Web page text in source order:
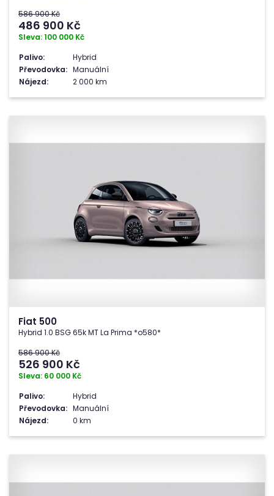
586 900 Kč
486 900 Kč
Sleva: 100 000 Kč
Palivo:
Hybrid
Převodovka: Manuální
Nájezd:
2 000 km
Fiat 500
Hybrid 1.0 BSG 65k MT La Prima *o580*
586 900 Kč
526 900 Kč
Sleva: 60 000 Kč
Palivo:
Hybrid
Převodovka: Manuální
Nájezd:
0 km